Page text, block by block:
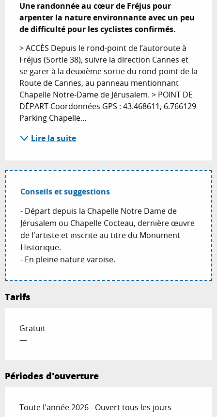
Une randonnée au cœur de Fréjus pour
arpenter la nature environnante avec un peu
de difficulté pour les cyclistes confirmés.
> ACCÈS Depuis le rond-point de l’autoroute à
Fréjus (Sortie 38), suivre la direction Cannes et
se garer à la deuxième sortie du rond-point de la
Route de Cannes, au panneau mentionnant
Chapelle Notre-Dame de Jérusalem. > POINT DE
DÉPART Coordonnées GPS : 43.468611, 6.766129
Parking Chapelle...
Lire la suite
Conseils et suggestions
- Départ depuis la Chapelle Notre Dame de
Jérusalem ou Chapelle Cocteau, dernière œuvre
de l'artiste et inscrite au titre du Monument
Historique.
- En pleine nature varoise.
Tarifs
Gratuit
—
Périodes d'ouverture
Toute l'année 2026 - Ouvert tous les jours